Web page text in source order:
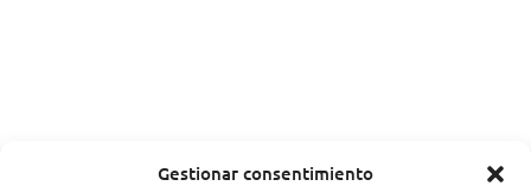
Gestionar consentimiento